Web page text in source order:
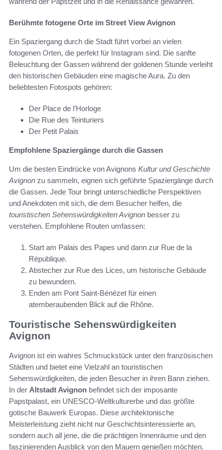
Berühmte fotogene Orte im Street View Avignon
Ein Spaziergang durch die Stadt führt vorbei an vielen
fotogenen Orten, die perfekt für Instagram sind. Die sanfte
Beleuchtung der Gassen während der goldenen Stunde verleiht
den historischen Gebäuden eine magische Aura. Zu den
beliebtesten Fotospots gehören:
Der Place de l’Horloge
Die Rue des Teinturiers
Der Petit Palais
Empfohlene Spaziergänge durch die Gassen
Um die besten Eindrücke von Avignons Kultur und Geschichte
Avignon zu sammeln, eignen sich geführte Spaziergänge durch
die Gassen. Jede Tour bringt unterschiedliche Perspektiven
und Anekdoten mit sich, die dem Besucher helfen, die
touristischen Sehenswürdigkeiten Avignon besser zu
verstehen. Empfohlene Routen umfassen:
Start am Palais des Papes und dann zur Rue de la
République.
Abstecher zur Rue des Lices, um historische Gebäude
zu bewundern.
Enden am Pont Saint-Bénézet für einen
atemberaubenden Blick auf die Rhône.
Touristische Sehenswürdigkeiten
Avignon
Avignon ist ein wahres Schmuckstück unter den französischen
Städten und bietet eine Vielzahl an touristischen
Sehenswürdigkeiten, die jeden Besucher in ihren Bann ziehen.
In der Altstadt Avignon befindet sich der imposante
Papstpalast, ein UNESCO-Weltkulturerbe und das größte
gotische Bauwerk Europas. Diese architektonische
Meisterleistung zieht nicht nur Geschichtsinteressierte an,
sondern auch all jene, die die prächtigen Innenräume und den
faszinierenden Ausblick von den Mauern genießen möchten.